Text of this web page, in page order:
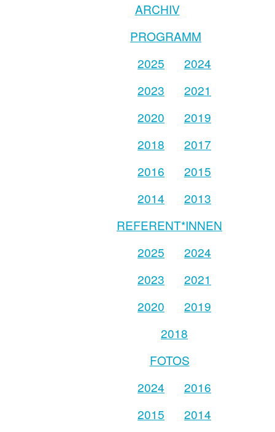
ARCHIV
PROGRAMM
2025
2024
2023
2021
2020
2019
2018
2017
2016
2015
2014
2013
REFERENT*INNEN
2025
2024
2023
2021
2020
2019
2018
FOTOS
2024
2016
2015
2014